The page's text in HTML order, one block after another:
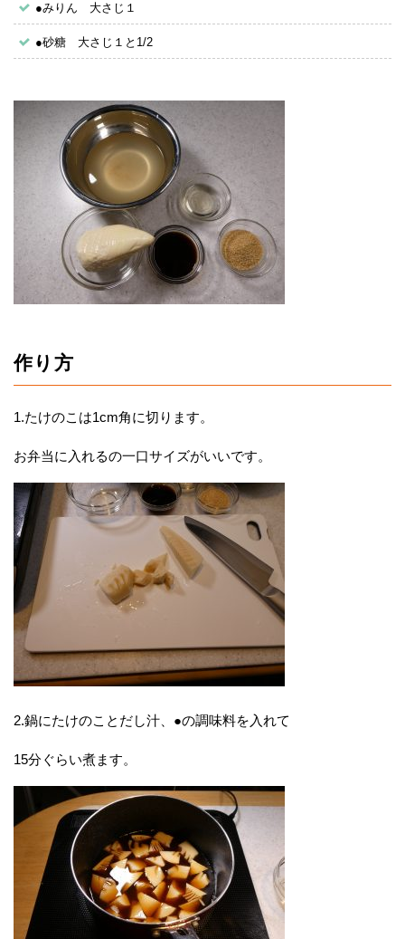
●みりん 大さじ１
●砂糖 大さじ１と1/2
作り方
1.たけのこは1cm角に切ります。
お弁当に入れるの一口サイズがいいです。
2.鍋にたけのことだし汁、●の調味料を入れて
15分ぐらい煮ます。